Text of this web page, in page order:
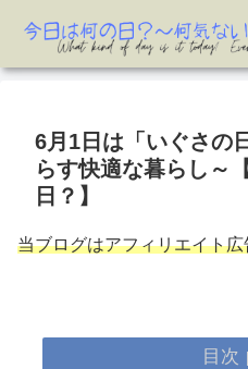
6月1日は「いぐさの
らす快適な暮らし～
日？】
当ブログはアフィリエイト
目次